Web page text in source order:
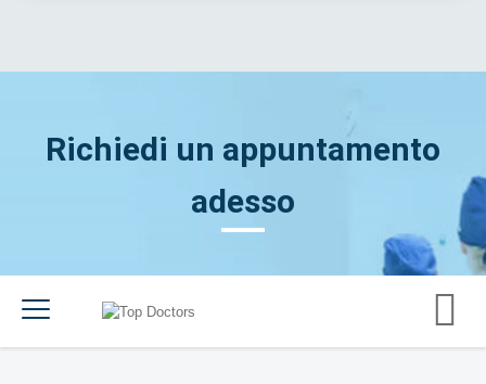
Richiedi un appuntamento
adesso